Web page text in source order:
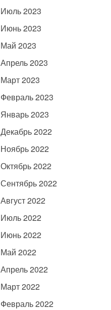
Июль 2023
Июнь 2023
Май 2023
Апрель 2023
Март 2023
Февраль 2023
Январь 2023
Декабрь 2022
Ноябрь 2022
Октябрь 2022
Сентябрь 2022
Август 2022
Июль 2022
Июнь 2022
Май 2022
Апрель 2022
Март 2022
Февраль 2022